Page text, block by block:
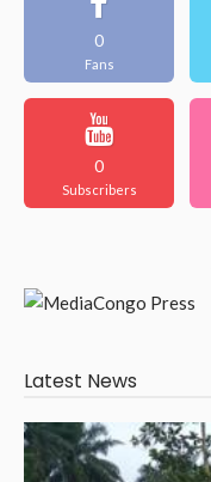
0
Fans
0
Subscribers
Latest News